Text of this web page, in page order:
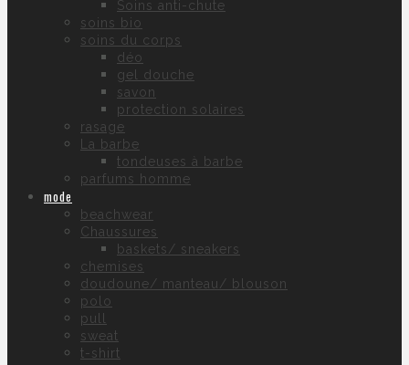
Soins anti-chute
soins bio
soins du corps
déo
gel douche
savon
protection solaires
rasage
La barbe
tondeuses à barbe
parfums homme
mode
beachwear
Chaussures
baskets/ sneakers
chemises
doudoune/ manteau/ blouson
polo
pull
sweat
t-shirt